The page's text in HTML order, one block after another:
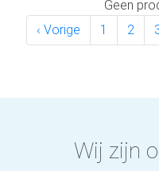
Geen
‹ Vorige
1 2
Wij zijn